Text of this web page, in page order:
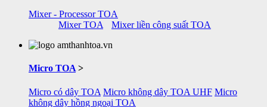
Mixer - Processor TOA
Mixer TOA
Mixer liền công suất TOA
Micro TOA >
Micro có dây TOA Micro không dây TOA UHF Micro
không dây hồng ngoại TOA